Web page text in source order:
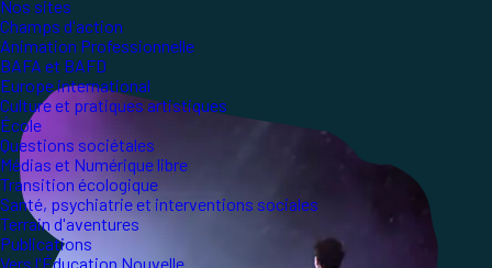
Nos sites
Champs d'action
Animation Professionnelle
BAFA et BAFD
Europe international
Culture et pratiques artistiques
École
Questions sociétales
Médias et Numérique libre
Transition écologique
Santé, psychiatrie et interventions sociales
Terrain d'aventures
Publications
Vers l'Éducation Nouvelle